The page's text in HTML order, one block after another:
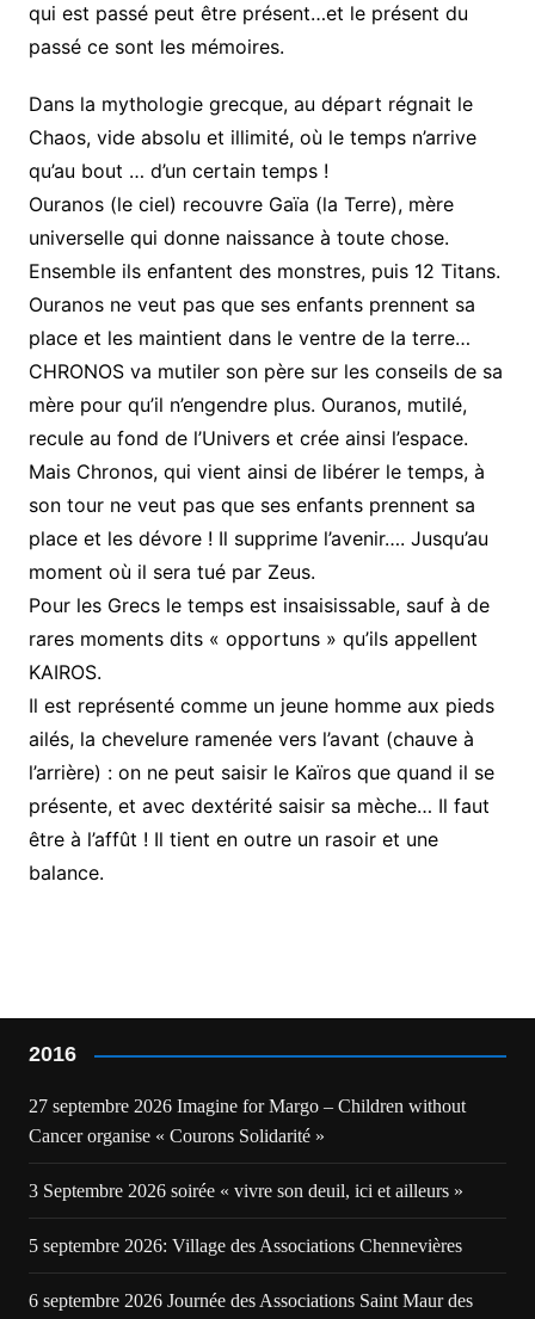
qui est passé peut être présent…et le présent du
passé ce sont les mémoires.
Dans la mythologie grecque, au départ régnait le
Chaos, vide absolu et illimité, où le temps n’arrive
qu’au bout … d’un certain temps !
Ouranos (le ciel) recouvre Gaïa (la Terre), mère
universelle qui donne naissance à toute chose.
Ensemble ils enfantent des monstres, puis 12 Titans.
Ouranos ne veut pas que ses enfants prennent sa
place et les maintient dans le ventre de la terre…
CHRONOS va mutiler son père sur les conseils de sa
mère pour qu’il n’engendre plus. Ouranos, mutilé,
recule au fond de l’Univers et crée ainsi l’espace.
Mais Chronos, qui vient ainsi de libérer le temps, à
son tour ne veut pas que ses enfants prennent sa
place et les dévore ! Il supprime l’avenir…. Jusqu’au
moment où il sera tué par Zeus.
Pour les Grecs le temps est insaisissable, sauf à de
rares moments dits « opportuns » qu’ils appellent
KAIROS.
Il est représenté comme un jeune homme aux pieds
ailés, la chevelure ramenée vers l’avant (chauve à
l’arrière) : on ne peut saisir le Kaïros que quand il se
présente, et avec dextérité saisir sa mèche… Il faut
être à l’affût ! Il tient en outre un rasoir et une
balance.
2016
27 septembre 2026 Imagine for Margo – Children without
Cancer organise « Courons Solidarité »
3 Septembre 2026 soirée « vivre son deuil, ici et ailleurs »
5 septembre 2026: Village des Associations Chennevières
6 septembre 2026 Journée des Associations Saint Maur des